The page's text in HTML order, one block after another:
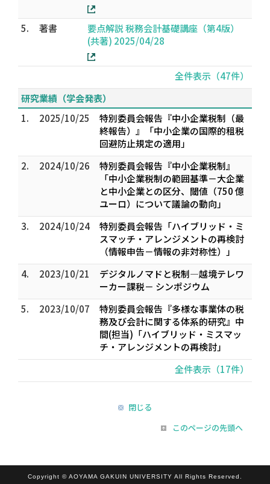
5. 著書
要点解説 税務会計基礎講座（第4版）
(共著) 2025/04/28
全件表示（47件）
研究業績（学会発表）
1.
2025/10/25
特別委員会報告『中小企業税制（最
終報告）』「中小企業の国際的租税
回避防止規定の適用」
2.
2024/10/26
特別委員会報告『中小企業税制』
「中小企業税制の範囲基準－大企業
と中小企業との区分、閾値（750 億
ユーロ）について議論の動向」
3.
2024/10/24
特別委員会報告「ハイブリッド・ミ
スマッチ・アレンジメントの再検討
（情報申告－情報の非対称性）」
4.
2023/10/21
デジタルノマドと税制―越境テレワ
ーカー課税－ シンポジウム
5.
2023/10/07
特別委員会報告『多様な事業体の税
務及び会計に関する体系的研究』中
間(担当)「ハイブリッド・ミスマッ
チ・アレンジメントの再検討」
全件表示（17件）
閉じる
このページの先頭へ
Copyright © AOYAMA GAKUIN UNIVERSITY All Rights Reserved.